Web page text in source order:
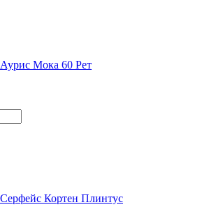
Мока 60 Рет
Кортен Плинтус